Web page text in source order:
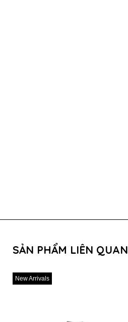
SẢN PHẨM LIÊN QUAN
New Arrivals